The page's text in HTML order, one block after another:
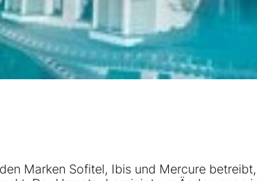
Marken Sofitel, Ibis und Mercure